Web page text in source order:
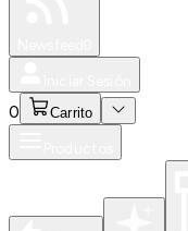
0 Carrito